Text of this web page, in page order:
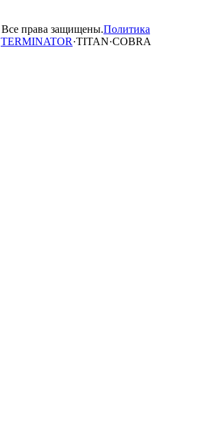
права защищены.Политика
TERMINATOR·TITAN·COBRA